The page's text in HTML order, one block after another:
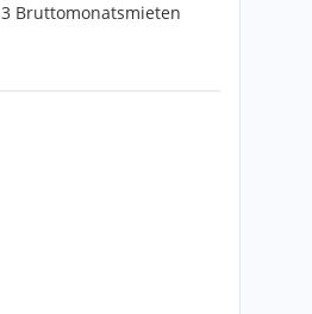
3 Bruttomonatsmieten